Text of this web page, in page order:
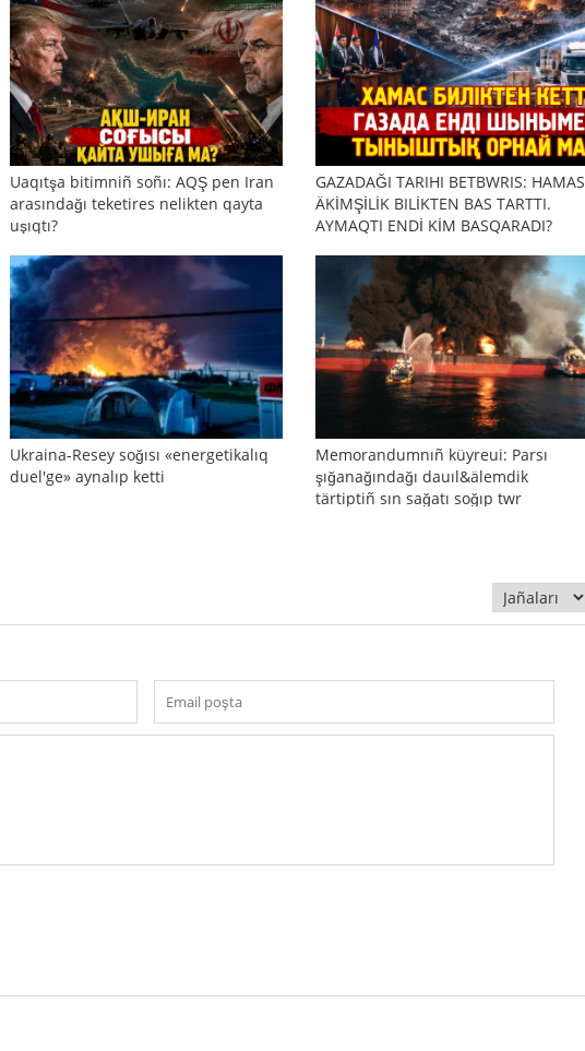
Uaqıtşa bitimniñ soñı: AQŞ pen Iran
arasındağı teketires nelikten qayta
uşıqtı?
GAZADAĞI TARIHI BETBWRIS: HAMAS
ÄKİMŞİLİK BILİKTEN BAS TARTTI.
AYMAQTI ENDİ KİM BASQARADI?
Ukraina-Resey soğısı «energetikalıq
duel'ge» aynalıp ketti
Memorandumnıñ küyreui: Parsı
şığanağındağı dauıl&älemdik
tärtiptiñ sın sağatı soğıp twr